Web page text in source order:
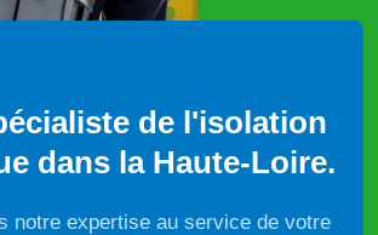
de l'isolation
dans la Haute-Loire.
notre expertise au service de votre